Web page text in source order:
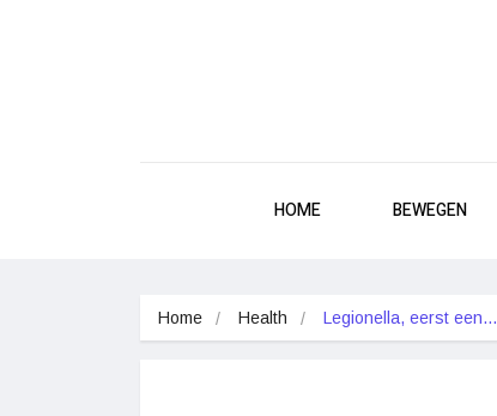
HOME BEWEGEN
Home Health Legionella, eerst een…